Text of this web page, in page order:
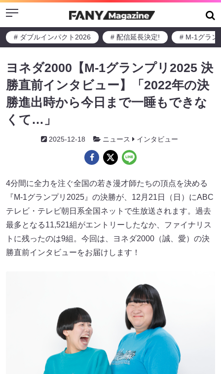
Menu
# ダブルインパクト2026 # 配信延長決定! # M-1グラン
ヨネダ2000【M-1グランプリ2025 決
勝直前インタビュー】「2022年の決
勝進出時から今日まで一睡もできな
くて…」
2025-12-18 ニュース インタビュー
4分間に全力を注ぐ全国の若き漫才師たちの頂点を決める
『M-1グランプリ2025』の決勝が、12月21日（日）にABC
テレビ・テレビ朝日系全国ネットで生放送されます。過去
最多となる11,521組がエントリーしたなか、ファイナリス
トに残ったのは9組。今回は、ヨネダ2000（誠、愛）の決
勝直前インタビューをお届けします！